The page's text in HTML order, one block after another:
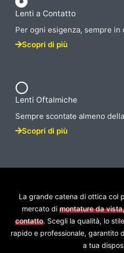
Lenti a Contatto
Per ogni esigenza, sempre in
Scopri di più
Lenti Oftalmiche
Sempre scontate almeno
Scopri di più
La grande catena di ottica col
mercato di montature da
contatto. Scegli la qualità, lo
rapido e professionale, garantito
a tua